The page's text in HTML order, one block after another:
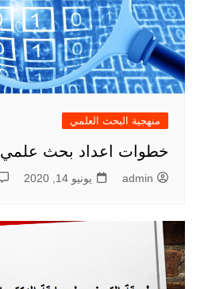
منهجية البحث العلمي
خطوات اعداد بحث علمي
admin يونيو 14, 2020